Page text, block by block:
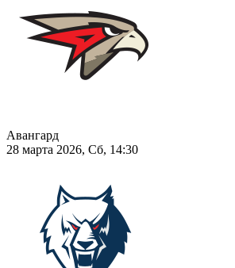
Авангард
28 марта 2026, Сб, 14:30